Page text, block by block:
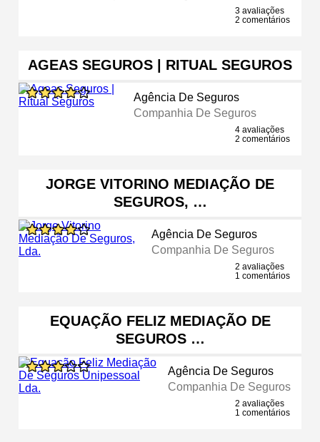
3 avaliações
2 comentários
AGEAS SEGUROS | RITUAL SEGUROS
Agência De Seguros
Companhia De Seguros
4 avaliações
2 comentários
JORGE VITORINO MEDIAÇÃO DE
SEGUROS, …
Agência De Seguros
Companhia De Seguros
2 avaliações
1 comentários
EQUAÇÃO FELIZ MEDIAÇÃO DE
SEGUROS …
Agência De Seguros
Companhia De Seguros
2 avaliações
1 comentários